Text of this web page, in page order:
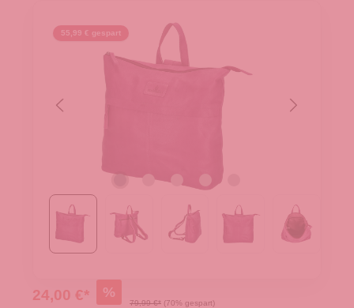
55,99 € gespart
24,00 €* %
79,99 €* (70% gespart)